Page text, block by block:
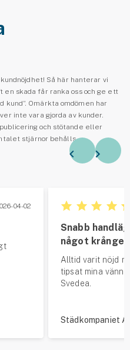
Så här hanterar vi
en skada får ranka oss och ge ett
kund”. Omärkta omdömen har
inte vara gjorda av kunder.
och stötande eller
stjärnor behålls.
04-02
Snabb
något krångel
Alltid varit nöjd
tipsat mina
Svedea.
Städkompaniet A.